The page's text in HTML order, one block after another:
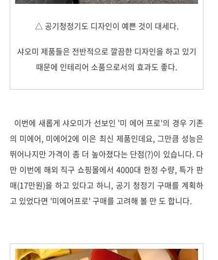
△ 공기청정기도 디자인이 예쁜 것이 대세다.
샤오미 제품들은 전반적으로 깔끔한 디자인을 하고 있기
때문에 인테리어 소품으로서의 효과도 좋다.
이번에 새롭게 샤오미가 선보인 '미 에어 프로'의 경우 기존
의 미에어, 미에어2에 이은 최신 제품인데요, 그만큼 성능은
뛰어나지만 가격이 좀 더 높아졌다는 단점(?)이 있습니다. 다
만 이번에 해외 직구 쇼핑몰에서 4000대 한정 수량, 특가 판
매(17만원)을 하고 있다고 하니, 공기 청정기 구매를 계획하
고 있었다면 '미에어프로' 구매를 고려해 볼 만 도 합니다.